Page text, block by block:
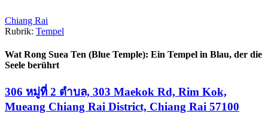
Chiang Rai
Rubrik: Tempel
Wat Rong Suea Ten (Blue Temple): Ein Tempel in Blau, der die
Seele berührt
306 หมู่ที่ 2 ตําบล, 303 Maekok Rd, Rim Kok,
Mueang Chiang Rai District, Chiang Rai 57100